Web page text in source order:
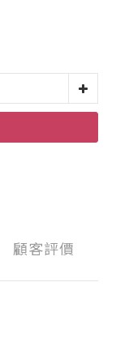
顧客評價